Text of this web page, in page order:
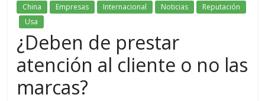
China Empresas Internacional Noticias
Reputación
Usa
¿Deben de prestar
atención al cliente o no las
marcas?